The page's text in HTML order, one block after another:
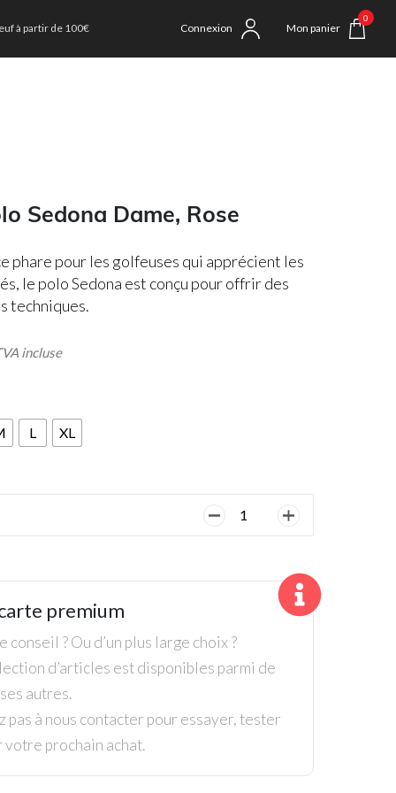
à partir de 100€ Connexion Mon panier
0
Sedona Dame, Rose
phare pour les golfeuses qui apprécient les
le polo Sedona est conçu pour offrir des
techniques.
incluse
L XL
quantité
Polo
Rose
premium
conseil ? Ou d’un plus large choix ?
d’articles est disponibles parmi de
autres.
pas à nous contacter pour essayer, tester
prochain achat.